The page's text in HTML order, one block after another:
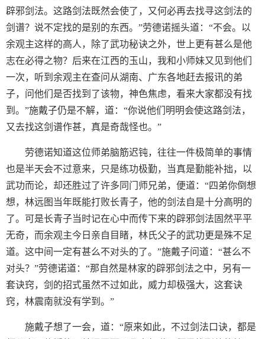
辟邪剑法。这路剑法既然会使了，又何必再去找寻这剑法的
剑谱？说不定找的是别的东西。”劳德诺摇头道：“不会。以
余观主这样的高人，除了武功秘诀之外，世上更有甚么是他
志在必得之物？后来在江西的玉山，我和小师妹又见到他们
一次，听到余观主在查问从湖南、广东各地赶去报讯的弟
子，问他们是否找到了该物，神色焦虑，看来大家都没有找
到。”施戴子仍是不解，道：“你说他们明明会使这路剑法，
又去找这剑谱作甚，真是奇哉怪也。”
劳德诺知道这位师弟脑筋迟钝，往往一件极简单的事情
也是半天会不过意来，只是练功极勤，当真是勤能补拙，以
武功而论，却还胜过了许多同门师兄弟，便道：“四弟你倒想
想，林远图当年既能打败长青子，他的剑法自是十分高明的
了。可是长青子当时记在心中而传下来的辟邪剑法固然平平
无奇，而余观主今日亲自目睹，林氏父子的武功更是殊不足
道。这中间一定有甚么不对头的了。”施戴子问道：“甚么不
对头？”劳德诺道：“那自然是林家的辟邪剑法之中，另有一
套诀窍，剑的招式虽然不过如此，威力却极强大，这套诀
窍，林震南就没有学到。”
施戴子想了一会，道：“原来如此，不过剑法口诀，都是